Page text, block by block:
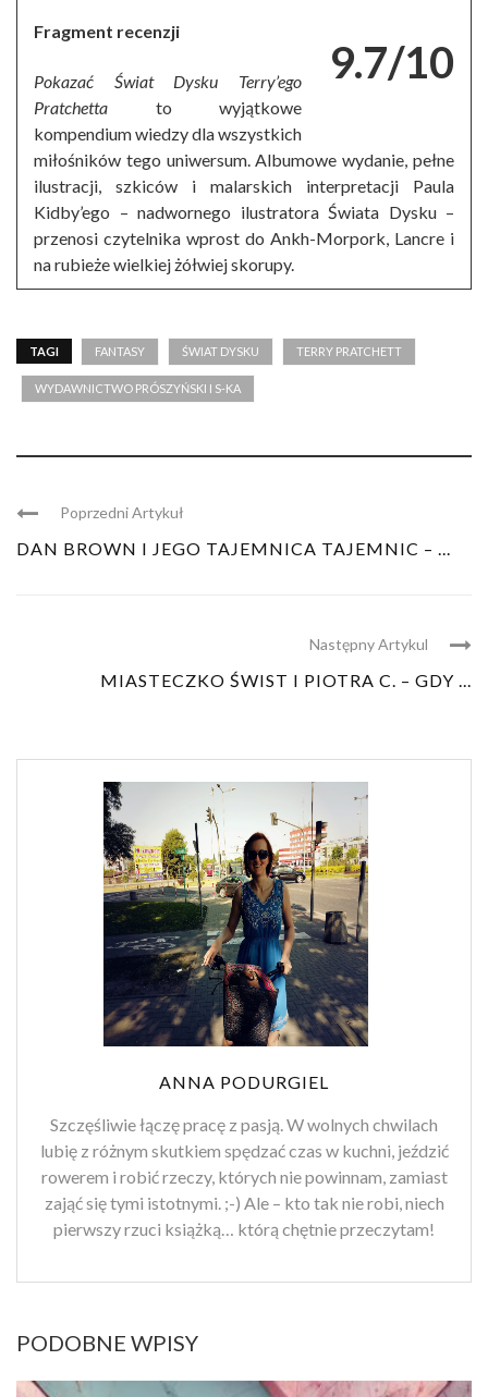
9.7/10
Fragment recenzji
Pokazać Świat Dysku Terry’ego
Pratchetta to wyjątkowe
kompendium wiedzy dla wszystkich
miłośników tego uniwersum. Albumowe wydanie, pełne
ilustracji, szkiców i malarskich interpretacji Paula
Kidby’ego – nadwornego ilustratora Świata Dysku –
przenosi czytelnika wprost do Ankh-Morpork, Lancre i
na rubieże wielkiej żółwiej skorupy.
TAGI FANTASY ŚWIAT DYSKU TERRY PRATCHETT
WYDAWNICTWO PRÓSZYŃSKI I S-KA
Poprzedni Artykuł
DAN BROWN I JEGO TAJEMNICA TAJEMNIC – ...
Następny Artykul
MIASTECZKO ŚWIST I PIOTRA C. – GDY ...
ANNA PODURGIEL
Szczęśliwie łączę pracę z pasją. W wolnych chwilach
lubię z różnym skutkiem spędzać czas w kuchni, jeździć
rowerem i robić rzeczy, których nie powinnam, zamiast
zająć się tymi istotnymi. ;-) Ale – kto tak nie robi, niech
pierwszy rzuci książką… którą chętnie przeczytam!
PODOBNE WPISY